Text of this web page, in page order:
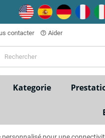
contacter help_outline Aider
Kategorie